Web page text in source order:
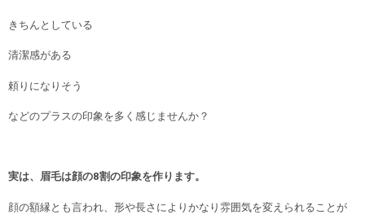
きちんとしている
清潔感がある
頼りになりそう
などのプラスの印象を多く感じませんか？
実は、眉毛は顔の8割の印象を作ります。
顔の額縁とも言われ、形や長さによりかなり雰囲気を変えられることが